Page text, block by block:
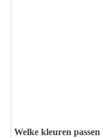
Welke kleuren